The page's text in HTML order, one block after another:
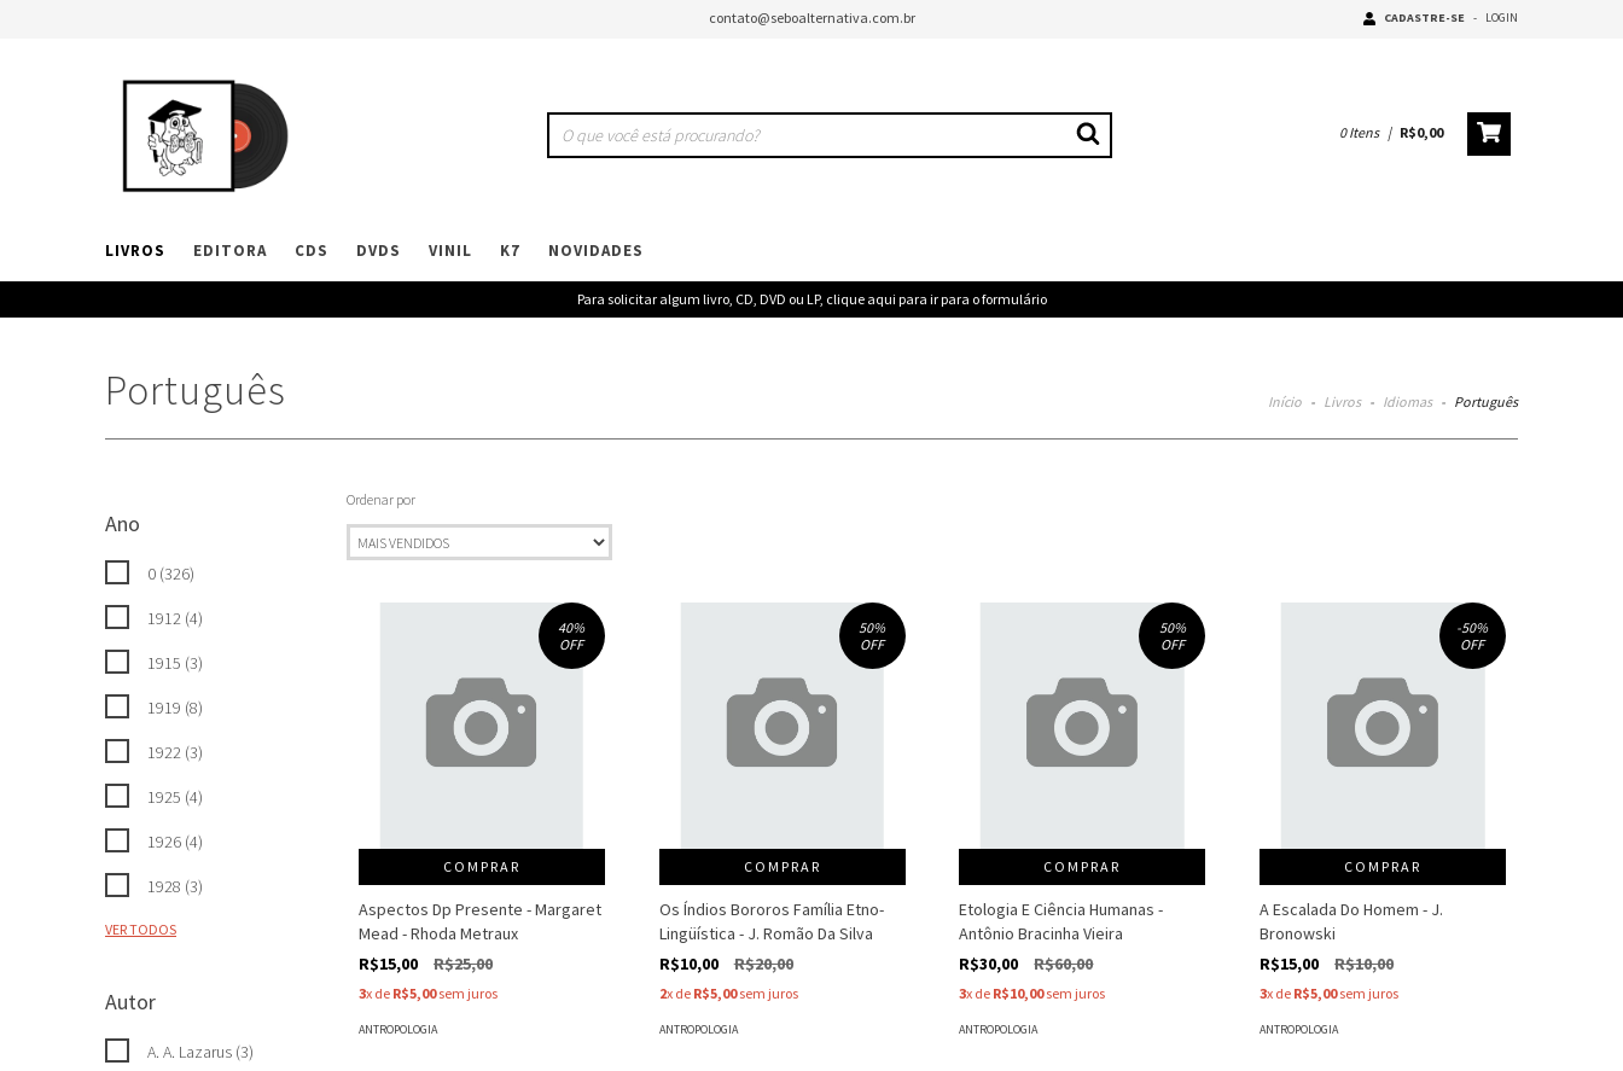
contato@seboalternativa.com.br CADASTRE-SE - LOGIN
0Itens | R$0,00
LIVROS EDITORA CDS DVDS VINIL K7 NOVIDADES
Para solicitar algum livro, CD, DVD ou LP, clique aqui para ir para o formulário
Português Início - Livros - Idiomas - Português
Ano
0 (326)
1912 (4)
1915 (3)
1919 (8)
1922 (3)
1925 (4)
1926 (4)
1928 (3)
VER TODOS
Autor
A. A. Lazarus (3)
Ordenar por
40%
OFF
COMPRAR
Aspectos Dp Presente - Margaret
Mead - Rhoda Metraux
R$15,00
R$25,00
3x de R$5,00sem juros
ANTROPOLOGIA
50%
OFF
COMPRAR
Os Índios Bororos Família Etno-
Lingüística - J. Romão Da Silva
R$10,00
R$20,00
2x de R$5,00sem juros
ANTROPOLOGIA
50%
OFF
COMPRAR
Etologia E Ciência Humanas -
Antônio Bracinha Vieira
R$30,00
R$60,00
3x de R$10,00sem juros
ANTROPOLOGIA
-50%
OFF
COMPRAR
A Escalada Do Homem - J.
Bronowski
R$15,00
R$10,00
3x de R$5,00sem juros
ANTROPOLOGIA